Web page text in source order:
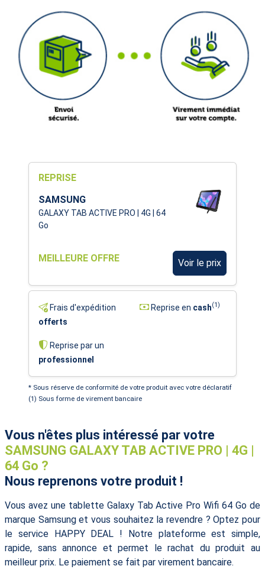
REPRISE
SAMSUNG
GALAXY TAB ACTIVE PRO | 4G | 64
Go
MEILLEURE OFFRE Voir le prix
Frais d'expédition
offerts
Reprise en cash(1)
Reprise par un
professionnel
* Sous réserve de conformité de votre produit avec votre déclaratif
(1) Sous forme de virement bancaire
Vous n'êtes plus intéressé par votre
SAMSUNG GALAXY TAB ACTIVE PRO | 4G |
64 Go ?
Nous reprenons votre produit !
Vous avez une tablette Galaxy Tab Active Pro Wifi 64 Go de
marque Samsung et vous souhaitez la revendre ? Optez pour
le service HAPPY DEAL ! Notre plateforme est simple,
rapide, sans annonce et permet le rachat du produit au
meilleur prix. Le paiement se fait par virement bancaire.